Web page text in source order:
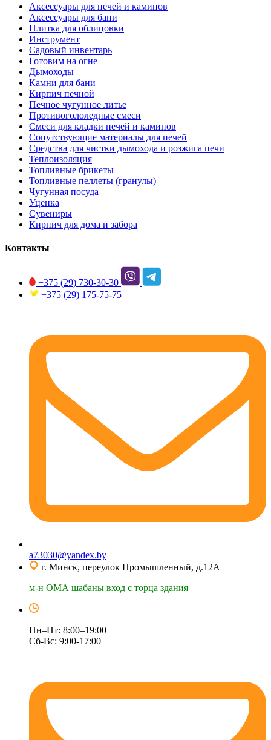
Аксессуары для печей и каминов
Аксессуары для бани
Плитка для облицовки
Инструмент
Садовый инвентарь
Готовим на огне
Дымоходы
Камни для бани
Кирпич печной
Печное чугунное литье
Противогололедные смеси
Смеси для кладки печей и каминов
Сопутствующие материалы для печей
Средства для чистки дымохода и розжига печи
Теплоизоляция
Топливные брикеты
Топливные пеллеты (гранулы)
Чугунная посуда
Уценка
Сувениры
Кирпич для дома и забора
Контакты
+375 (29) 730-30-30
+375 (29) 175-75-75
a73030@yandex.by
г. Минск, переулок Промышленный, д.12А
м-н ОМА шабаны вход с торца здания
Пн–Пт: 8:00–19:00
Сб-Вс: 9:00-17:00